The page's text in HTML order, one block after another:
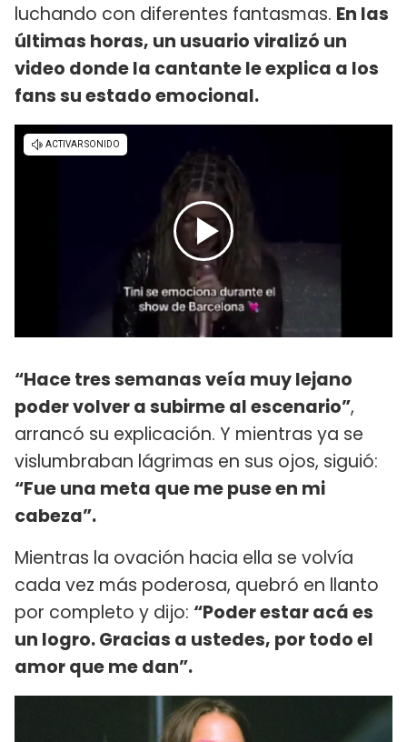
luchando con diferentes fantasmas. En las
últimas horas, un usuario viralizó un
video donde la cantante le explica a los
fans su estado emocional.
“Hace tres semanas veía muy lejano
poder volver a subirme al escenario”,
arrancó su explicación. Y mientras ya se
vislumbraban lágrimas en sus ojos, siguió:
“Fue una meta que me puse en mi
cabeza”.
Mientras la ovación hacia ella se volvía
cada vez más poderosa, quebró en llanto
por completo y dijo: “Poder estar acá es
un logro. Gracias a ustedes, por todo el
amor que me dan”.